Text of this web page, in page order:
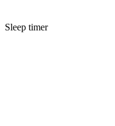
Sleep timer